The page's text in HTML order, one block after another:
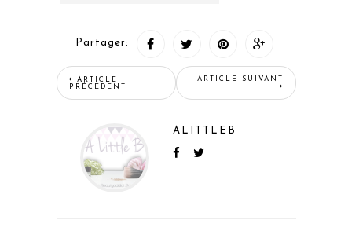
Partager:
ARTICLE
PRÉCÉDENT
ARTICLE SUIVANT
ALITTLEB